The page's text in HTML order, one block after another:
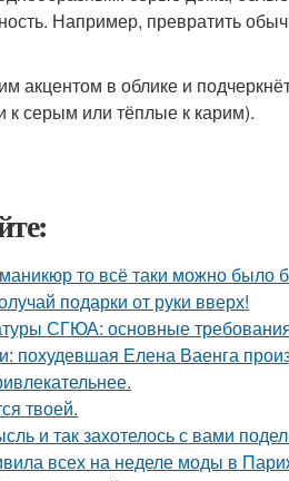
Например, превратить
акцентом в облике и
к серым или тёплые к карим).
то всё таки можно было
подарки от руки вверх!
СГЮА: основные
похудевшая Елена Ваенга
твоей.
и так захотелось с вами
всех на неделе моды в